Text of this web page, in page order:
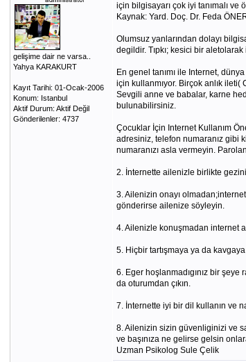
gelişime dair ne varsa..
Yahya KARAKURT
Kayıt Tarihi: 01-Ocak-2006
Konum: Istanbul
Aktif Durum: Aktif Değil
Gönderilenler: 4737
için bilgisayarı çok iyi tanımalı ve
Kaynak: Yard. Doç. Dr. Feda
Olumsuz yanlarından dolayı
degildir. Tıpkı; kesici bir
En genel tanımı ile Internet,
için kullanmıyor. Birçok anlık ileti(
Sevgili anne ve babalar, karne
bulunabilirsiniz.
Çocuklar İçin Internet Kullanım
adresiniz, telefon numaranız gibi
numaranızı asla vermeyin.
2. İnternette ailenizle birlikte
3. Ailenizin onayı
gönderirse ailenize söyleyin.
4. Ailenizle konuşmadan internet
5. Hiçbir tartışmaya ya da kavgaya
6. Eger hoşlanmadıgınız bir şeye
da oturumdan çıkın.
7. İnternette iyi bir dil kullanın ve
8. Ailenizin sizin güvenliginizi ve
ve başınıza ne gelirse gelsin
Uzman Psikolog Sule Çelik